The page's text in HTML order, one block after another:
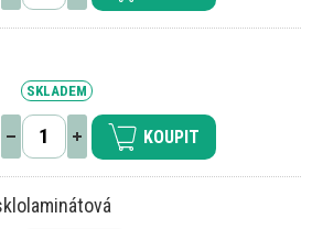
SKLADEM
KOUPIT